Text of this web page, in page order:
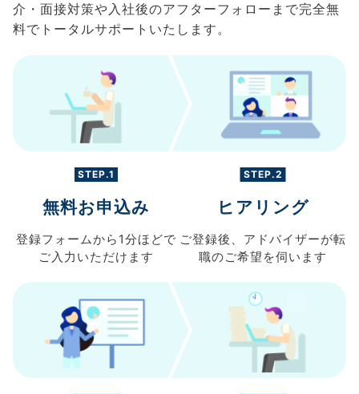
介・面接対策や入社後のアフターフォローまで完全無
料でトータルサポートいたします。
STEP.1
無料お申込み
登録フォームから 1分ほどで
ご入力 いただけます
STEP.2
ヒアリング
ご登録後、 アドバイザーが転
職のご希望を伺います